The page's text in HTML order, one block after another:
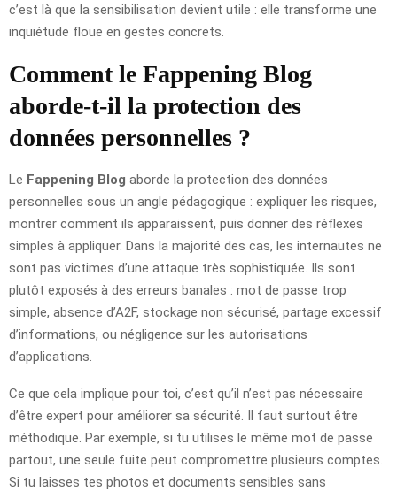
c’est là que la sensibilisation devient utile : elle transforme une
inquiétude floue en gestes concrets.
Comment le Fappening Blog
aborde-t-il la protection des
données personnelles ?
Le Fappening Blog aborde la protection des données
personnelles sous un angle pédagogique : expliquer les risques,
montrer comment ils apparaissent, puis donner des réflexes
simples à appliquer. Dans la majorité des cas, les internautes ne
sont pas victimes d’une attaque très sophistiquée. Ils sont
plutôt exposés à des erreurs banales : mot de passe trop
simple, absence d’A2F, stockage non sécurisé, partage excessif
d’informations, ou négligence sur les autorisations
d’applications.
Ce que cela implique pour toi, c’est qu’il n’est pas nécessaire
d’être expert pour améliorer sa sécurité. Il faut surtout être
méthodique. Par exemple, si tu utilises le même mot de passe
partout, une seule fuite peut compromettre plusieurs comptes.
Si tu laisses tes photos et documents sensibles sans